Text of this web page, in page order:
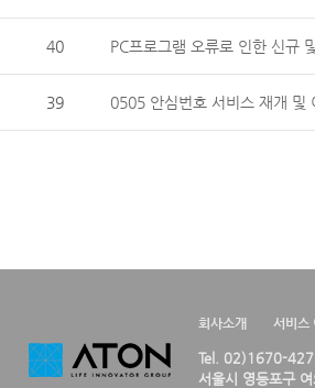
40 PC프로그램 오류로 인한 신규
39 0505 안심번호 서비스 재개 및
회사소개 서비스
Tel. 02)1670-
서울시 영등포구